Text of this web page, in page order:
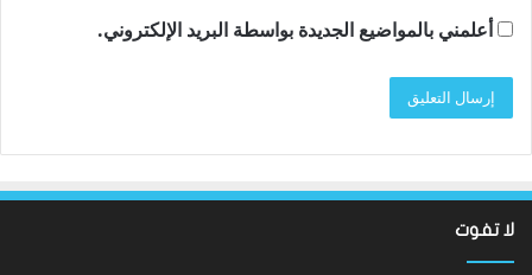
أعلمني بالمواضيع الجديدة بواسطة البريد الإلكتروني.
لا تفوت